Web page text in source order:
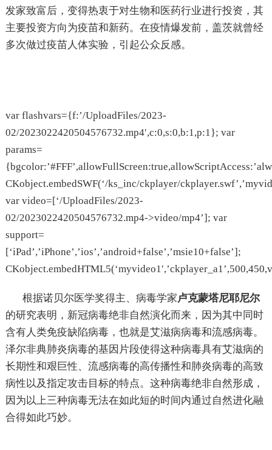
发家致富后，变得热衷于对生物和医药行业进行投资，其
主要投资方向为疫苗和新药。在疫情爆发前，盖茨就曾经
多次做过疫苗人体实验，引起公众反感。
var flashvars={f:’/UploadFiles/2023-
02/2023022420504576732.mp4′,c:0,s:0,b:1,p:1}; var
params=
CKobject.embedSWF(‘/ks_inc/ckplayer/
var video=[‘/UploadFiles/2023-
02/2023022420504576732.mp4->video/mp4’]; var
support=
[‘iPad’,’iPhone’,’ios’,’android+false’,’msie10+false’];
根据诺贝尔医学奖得主、病毒学家卢克蒙塔尼耶尼尔
的研究表明，新冠病毒绝非自然演化而来，因为其中同时
含有人类免疫缺陷病毒，也就是艾滋病病毒和流感病毒。
泽尔非典肺炎病毒的基因片段使得这种病毒具有艾滋病的
长期性和艰巨性、流感病毒的高传播性和肺炎病毒的高致
病性以及指定攻击目标的特点。这种病毒绝非自然形成，
因为以上三种病毒无法在如此短的时间内通过自然进化融
合得如此巧妙。